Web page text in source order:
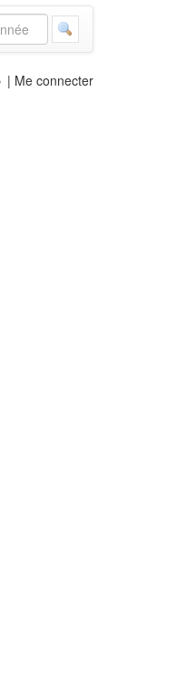
| Me connecter